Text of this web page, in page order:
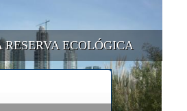
RESERVA ECOLÓGICA